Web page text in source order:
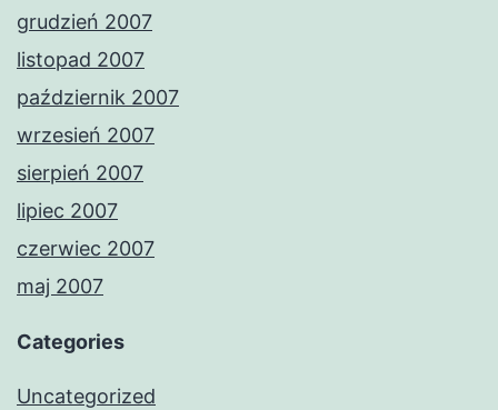
grudzień 2007
listopad 2007
październik 2007
wrzesień 2007
sierpień 2007
lipiec 2007
czerwiec 2007
maj 2007
Categories
Uncategorized